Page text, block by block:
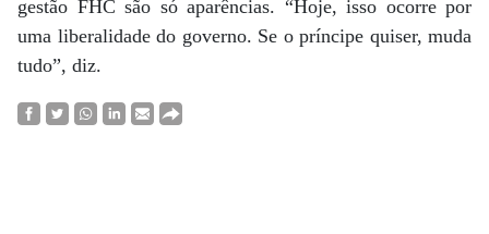
gestão FHC são só aparências. “Hoje, isso ocorre por
uma liberalidade do governo. Se o príncipe quiser, muda
tudo”, diz.